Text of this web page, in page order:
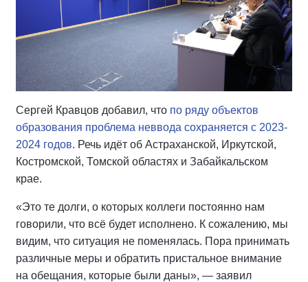
Сергей Кравцов добавил, что по ряду объектов
образования проблема неввода сохраняется с 2023-
2024 годов. Речь идёт об Астраханской, Иркутской,
Костромской, Томской областях и Забайкальском
крае.
«Это те долги, о которых коллеги постоянно нам
говорили, что всё будет исполнено. К сожалению, мы
видим, что ситуация не поменялась. Пора принимать
различные меры и обратить пристальное внимание
на обещания, которые были даны», — заявил